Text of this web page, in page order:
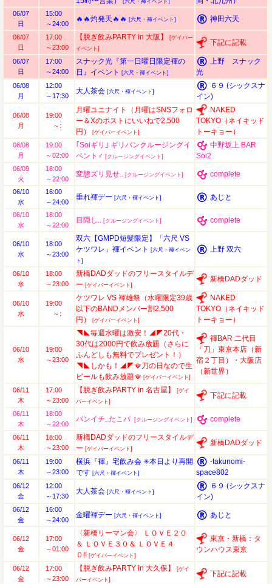
[六尺・褌イベント]
06/07
日
15:00
～24:00
🔥🔥灼発天🔥🔥 [六尺・褌イベント] 神田六天
06/07
日
17:00
～23:00
【脱ぎ飲みPARTY in 大阪】
[ゲイバー
イベント]
下記に記載
06/07
日
17:00
～24:00
スナック光『第一日曜日限定褌の
日』イベント
[六尺・褌イベント]
上野 スナック
光
06/08
月
12:00
～17:30
大人茶会 [六尺・褌イベント]
６９ (シックスナ
イン)
06/08
月
19:00
～:
月曜ユニナイト（月曜はSNSフォロ
ー＆Xのポストにいいねで2,500
円）
[ゲイバーイベント]
NAKED
TOKYO（ネイキッド
トーキョー）
06/08
月
19:00
～02:00
｢Soiギリ｣ ギリパンクルージングイ
ベント♂ [クルージングイベント]
中野坂上 BAR
Soi2
06/09
火
18:00
～22:00
変態ズリ見せ.. [クルージングイベント] complete
06/10
水
16:00
～24:00
垂れ褌デー [六尺・褌イベント] あじと
06/10
水
18:00
～22:00
目隠し.. [クルージングイベント] complete
06/10
水
18:00
～23:00
双六【GMPD短髪限定】「六尺 VS
ケツワレ」褌イベント
[六尺・褌イベン
ト]
上野 双六
06/10
水
18:00
～23:00
新橋DADダッドのフリースタイルデ
ー [ゲイバーイベント]
新橋DADダッド
06/10
水
19:00
～:
ケツワレ VS 褌雄祭（水曜限定39歳
以下のBANDメンバー割2,500
円）
[ゲイバーイベント]
NAKED
TOKYO（ネイキッド
トーキョー）
06/10
水
19:00
～23:00
◥◣毎週水曜は激安！◢◤20代・
30代は2000円で飲み放題（さらに
ふんどしも無料でプレゼント！）
◥◣しかも！◢◤🪭刀の日なので生
ビールも飲み放題🪭 [ゲイバーイベント]
褌BAR 二代目
「刀」東京本店（新
宿２丁目）・大阪店
（新世界）
06/11
木
17:00
～23:00
【脱ぎ飲みPARTY in 名古屋】
[ゲイ
バーイベント]
下記に記載
06/11
木
18:00
～22:00
パンイチ..たこパ [クルージングイベント] complete
06/11
木
18:00
～23:00
新橋DADダッドのフリースタイルデ
ー [ゲイバーイベント]
新橋DADダッド
06/11
木
19:00
～23:00
横浜『褌』宅飲み会 ✳︎本日より再開
です [六尺・褌イベント]
-takunomi-
space802
06/12
金
12:00
～17:30
大人茶会 [六尺・褌イベント]
６９ (シックスナ
イン)
06/12
金
16:00
～24:00
金曜褌デー [六尺・褌イベント] あじと
06/12
金
17:00
～01:00
〈新橋リーマン会〉 ＬＯＶＥ２０
＆ ＬＯＶＥ３０＆ ＬＯＶＥ４
０!! [ゲイバーイベント]
東京・新橋：タ
ウンハウス東京
06/12
金
17:00
～23:00
【脱ぎ飲みPARTY in 大久保】
[ゲイ
バーイベント]
下記に記載